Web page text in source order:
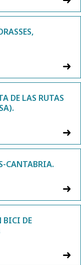
DE LAS RUTAS
CANTABRIA.
BICI DE